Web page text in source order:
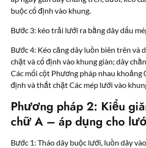
buộc cố định vào khung.
Bước 3: kéo trải lưới ra bằng dây dấu
Bước 4: Kéo căng dây luồn biên trên và
chặt và cố định vào khung giàn; dây
Các mối cột Phương pháp nhau khoảng
định và thắt chặt Các mép lưới vào
Phương pháp 2: Kiểu
chữ A – áp dụng cho
Bước 1: Tháo dây buộc lưới, luồn dây